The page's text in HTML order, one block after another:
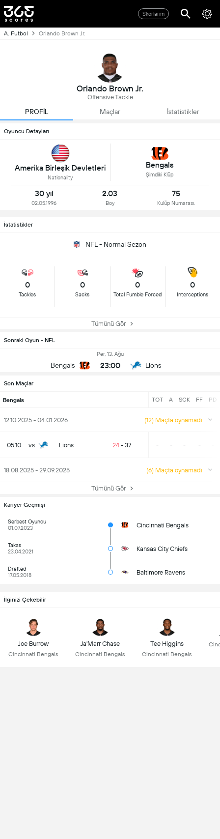
Skorlarım
A. Futbol Orlando Brown Jr.
Orlando Brown Jr.
Offensive Tackle
PROFİL Maçlar İstatistikler
Oyuncu Detayları
Amerika Birleşik Devletleri
Nationality
Bengals
Şimdiki Klüp
30 yıl
02.05.1996
2.03
Boy
75
Kulüp Numarası.
İstatistikler
NFL - Normal Sezon
0
Tackles
0
Sacks
0
Total Fumble Forced
0
Interceptions
Tümünü Gör
Sonraki Oyun - NFL
Bengals
Per, 13. Ağu
23:00 Lions
Son Maçlar
Bengals TOT A SCK FF PD
12.10.2025 - 04.01.2026 (12) Maçta oynamadı
05.10 vs Lions 24 - 37 - - - - -
18.08.2025 - 29.09.2025 (6) Maçta oynamadı
Tümünü Gör
Kariyer Geçmişi
Serbest Oyuncu
01.07.2023
Cincinnati Bengals
Takas
23.04.2021
Kansas City Chiefs
Drafted
17.05.2018
Baltimore Ravens
İlginizi Çekebilir
Joe Burrow
Cincinnati Bengals
Ja'Marr Chase
Cincinnati Bengals
Tee Higgins
Cincinnati Bengals